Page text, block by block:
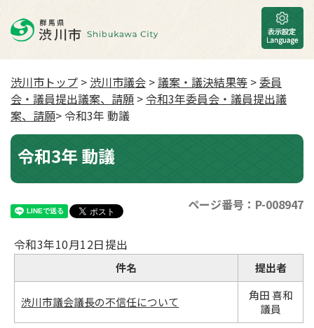
渋川市トップ > 渋川市議会 >議案・議決結果等 > 委員
会・議員提出議案、請願 >令和3年委員会・議員提出議
案、請願> 令和3年 動議
令和3年 動議
ページ番号：P-008947
令和3年10月12日提出
件名 提出者
渋川市議会議長の不信任について
角田 喜和
議員